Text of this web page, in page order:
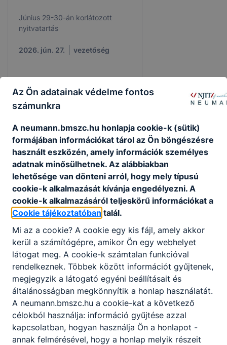
Június 29-30-án korlátozott
nyitvatartás
2026. jún. 27. vezetőség
Beiratkozással kapcsolatos
tudnivalók 2026/2027
A sikeres felvételi eredményéről a
határozat, valamint a
beiratkozással kapcsolatos és
egyéb tudnivalókat tartalmazó
kísérőlevél postai úton kerül
kiküldésre a felvettek számára. A
fontosabb linkeket, információkat
itt is összegyűjtöttük!
2026. ápr. 27. Igazgatóság
Az Ön adatainak védelme fontos
számunkra
A neumann.bmszc.hu honlapja cookie-k (sütik)
formájában információkat tárol az Ön böngészésre
használt eszközén, amely információk személyes
adatnak minősülhetnek. Az alábbiakban
lehetősége van dönteni arról, hogy mely típusú
cookie-k alkalmazását kívánja engedélyezni. A
cookie-k alkalmazásáról teljeskörű információkat a
Cookie tájékoztatóban talál.
Mi az a cookie? A cookie egy kis fájl, amely akkor
kerül a számítógépre, amikor Ön egy webhelyet
látogat meg. A cookie-k számtalan funkcióval
rendelkeznek. Többek között információt gyűjtenek,
megjegyzik a látogató egyéni beállításait és
általánosságban megkönnyítik a honlap használatát.
A neumann.bmszc.hu a cookie-kat a következő
célokból használja: információ gyűjtése azzal
kapcsolatban, hogyan használja Ön a honlapot -
annak felmérésével, hogy a honlap melyik részeit